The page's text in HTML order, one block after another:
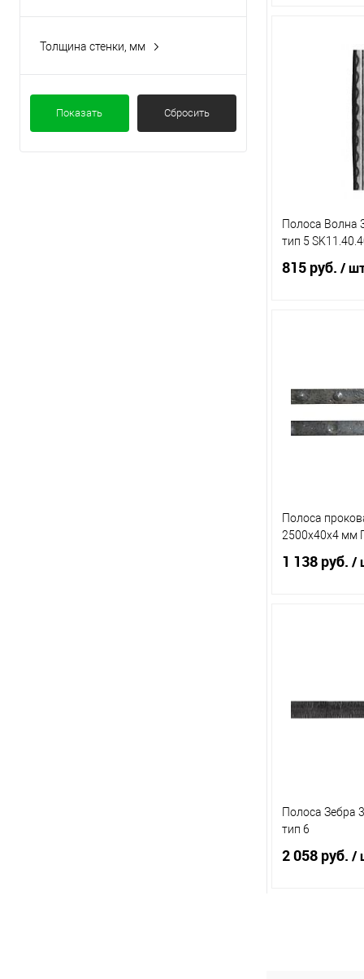
Толщина стенки, мм
Показать Сбросить
Купить в 1
В избранное
Полоса Волна
тип 5
815 руб. /
В избранное
Полоса
2500х40х4 мм
1 138 руб. /
В избранное
Полоса Зебра
тип 6
2 058 руб. /